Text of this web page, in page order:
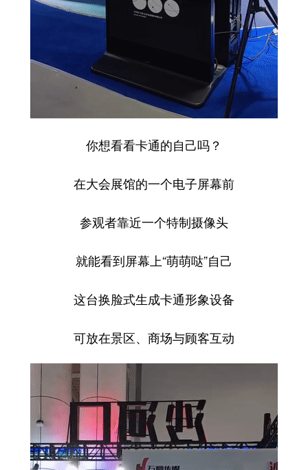
你想看看卡通的自己吗？
在大会展馆的一个电子屏幕前
参观者靠近一个特制摄像头
就能看到屏幕上“萌萌哒”自己
这台换脸式生成卡通形象设备
可放在景区、商场与顾客互动